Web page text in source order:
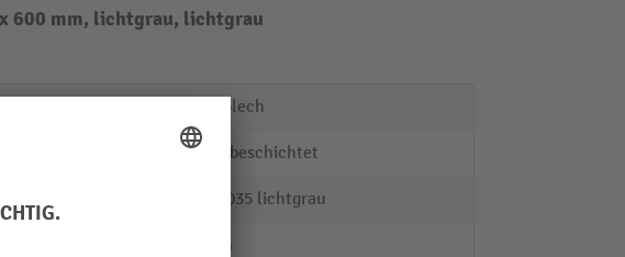
x 600 mm, lichtgrau, lichtgrau
Stahlblech
pulverbeschichtet
RAL 7035 lichtgrau
17 mm